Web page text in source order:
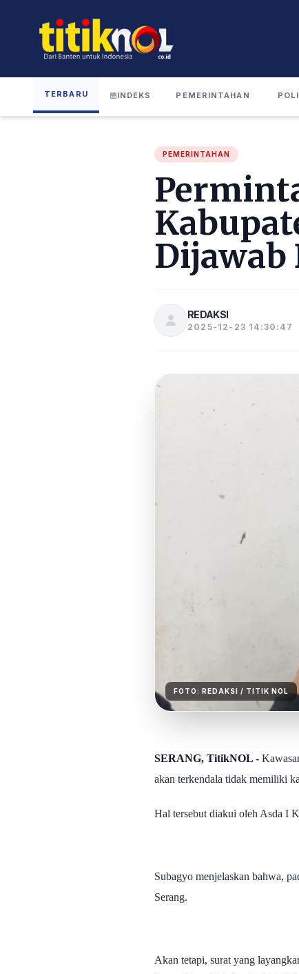
TERBARU INDEKS PEMERINTAHAN
PEMERINTAHAN
Dijawab
REDAKSI
2025-12-23 14:30:47
FOTO: REDAKSI / TITIK NOL
SERANG, TitikNOL -
akan terkendala tidak memiliki
Hal tersebut diakui oleh Asda I
Subagyo menjelaskan bahwa,
Serang.
Akan tetapi, surat yang